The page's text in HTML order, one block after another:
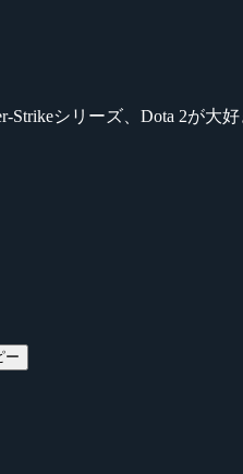
Strikeシリーズ、Dota 2が
ー